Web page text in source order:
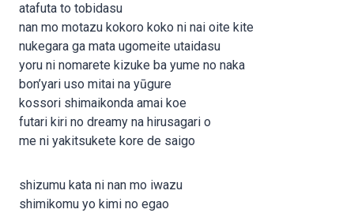
atafuta to tobidasu
nan mo motazu kokoro koko ni nai oite kite
nukegara ga mata ugomeite utaidasu
yoru ni nomarete kizuke ba yume no naka
bon’yari uso mitai na yūgure
kossori shimaikonda amai koe
futari kiri no dreamy na hirusagari o
me ni yakitsukete kore de saigo
shizumu kata ni nan mo iwazu
shimikomu yo kimi no egao